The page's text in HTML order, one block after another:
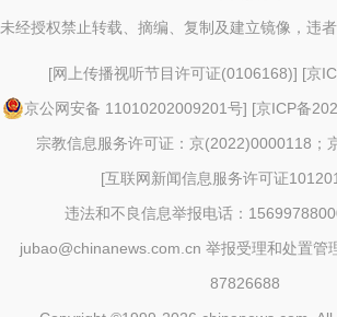
未经授权禁止转载、摘编、复制及建立镜像，违
[网上传播视听节目许可证(0106168)] [京
京公网安备 11010202009201号] [京ICP备
宗教信息服务许可证：京(2022)0000118；
[互联网新闻信息服务许可证
违法和不良信息举报电话：
jubao@chinanews.com.cn 举报受理和处置管
87826688